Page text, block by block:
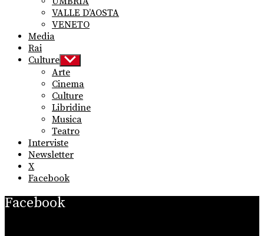
VALLE D’AOSTA
VENETO
Media
Rai
Culture Show
sub
menu
Arte
Cinema
Culture
Libridine
Musica
Teatro
Interviste
Newsletter
X
Facebook
Facebook